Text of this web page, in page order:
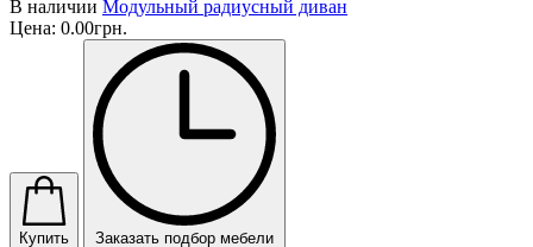
В наличии Модульный радиусный диван
Цена: 0.00грн.
Купить Заказать подбор мебели